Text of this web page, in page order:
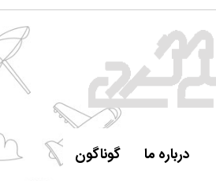
درباره ما گوناگون